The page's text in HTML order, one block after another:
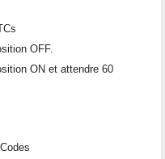
OFF.
ON et attendre 60